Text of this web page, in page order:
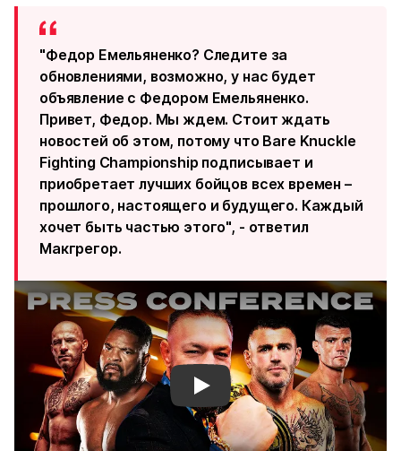
"Федор Емельяненко? Следите за
обновлениями, возможно, у нас будет
объявление с Федором Емельяненко.
Привет, Федор. Мы ждем. Стоит ждать
новостей об этом, потому что Bare Knuckle
Fighting Championship подписывает и
приобретает лучших бойцов всех времен –
прошлого, настоящего и будущего. Каждый
хочет быть частью этого", - ответил
Макгрегор.
Смотреть видео YouTube